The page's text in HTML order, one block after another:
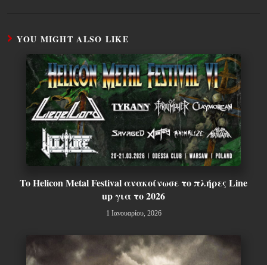
YOU MIGHT ALSO LIKE
To Helicon Metal Festival ανακοίνωσε το πλήρες Line
up για το 2026
1 Ιανουαρίου, 2026